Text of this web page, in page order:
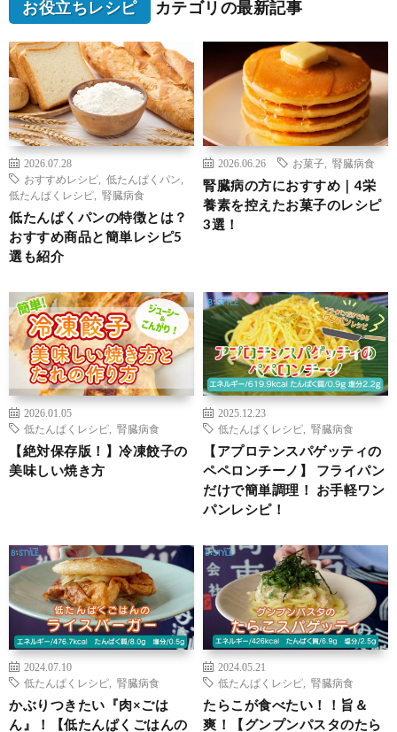
お役立ちレシピ カテゴリの最新記事
2026.07.28
おすすめレシピ
低たんぱくパン
低たんぱくレシピ
腎臓病食
低たんぱくパンの特徴とは？
おすすめ商品と簡単レシピ5
選も紹介
2026.06.26 お菓子 腎臓病食
腎臓病の方におすすめ｜4栄
養素を控えたお菓子のレシピ
3選！
2026.01.05
低たんぱくレシピ
腎臓病食
【絶対保存版！】冷凍餃子の
美味しい焼き方
2025.12.23
低たんぱくレシピ
腎臓病食
【アプロテンスパゲッティの
ペペロンチーノ】 フライパン
だけで簡単調理！ お手軽ワン
パンレシピ！
2024.07.10
低たんぱくレシピ
腎臓病食
かぶりつきたい『肉×ごは
ん』！【低たんぱくごはんの
2024.05.21
低たんぱくレシピ
腎臓病食
たらこが食べたい！！旨＆
爽！【グンプンパスタのたら